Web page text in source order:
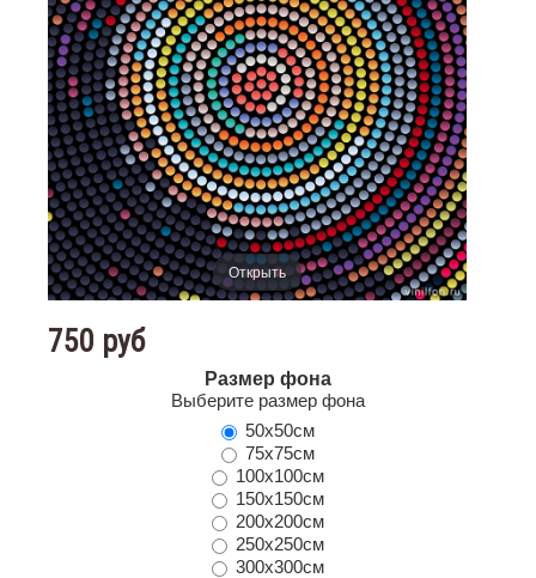
Открыть
750 руб
Размер фона
Выберите размер фона
50х50см
75х75см
100х100см
150х150см
200х200см
250х250см
300х300см